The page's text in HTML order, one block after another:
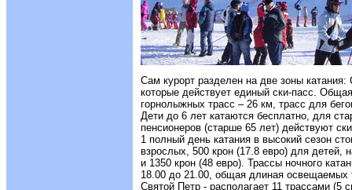
Сам курорт разделен на две зоны
которые действует единый ски-пасс.
горнолыжных трасс – 26 км, трасс для
Дети до 6 лет катаются бесплатно, для
пенсионеров (старше 65 лет) действуют
1 полный день катания в высокий сезон
взрослых, 500 крон (17.8 евро) для детей,
и 1350 крон (48 евро). Трассы ночного
18.00 до 21.00, общая длиная освещаемых
Святой Петр - располагает 11 трассами (5